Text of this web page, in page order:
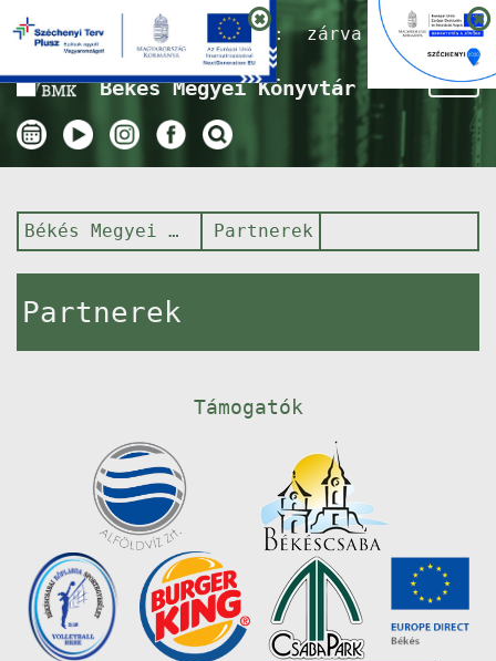
Nyitvatartás ma:zárva
Békés Megyei Könyvtár
Békés Megyei Könyvtár Partnerek
Partnerek
Támogatók